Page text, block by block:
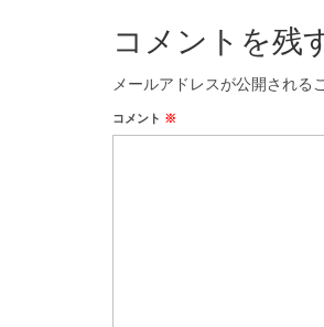
コメントを残
メールアドレスが公開される
コメント ※